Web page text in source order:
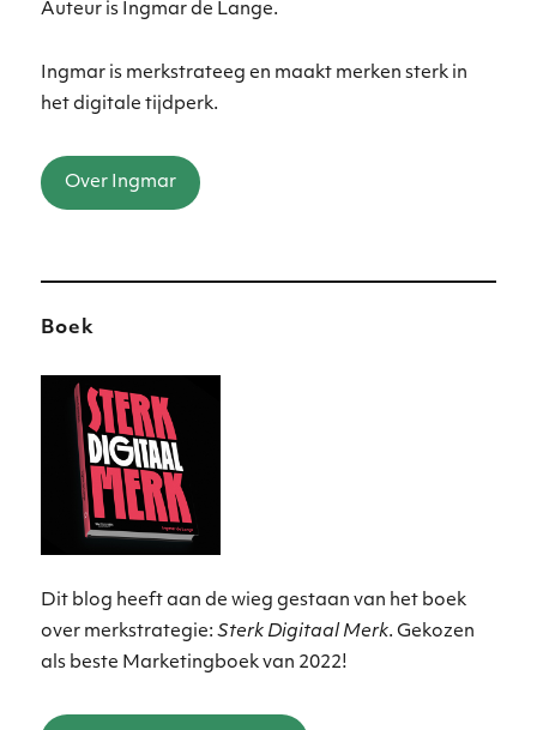
Auteur is Ingmar de Lange.
Ingmar is merkstrateeg en maakt merken sterk in
het digitale tijdperk.
Over Ingmar
Boek
Dit blog heeft aan de wieg gestaan van het boek
over merkstrategie:Sterk Digitaal Merk. Gekozen
als beste Marketingboek van 2022!